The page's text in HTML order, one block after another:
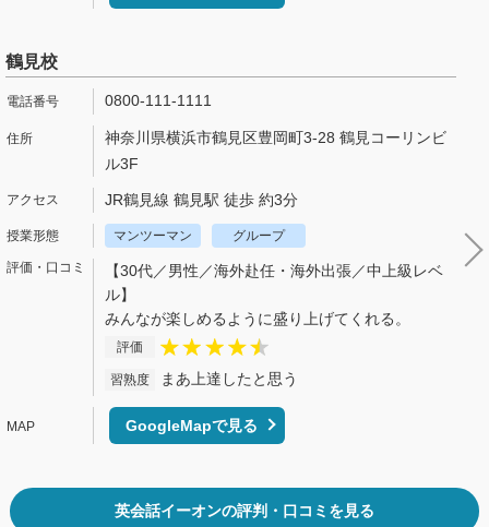
鶴見校
0800-111-1111
神奈川県横浜市鶴見区豊岡町3-28 鶴見コーリンビ
ル3F
JR鶴見線 鶴見駅 徒歩 約3分
マンツーマン グループ
【30代／男性／海外赴任・海外出張／中上級レベ
ル】
みんなが楽しめるように盛り上げてくれる。
評価
習熟度 まあ上達したと思う
GoogleMapで見る
英会話イーオンの評判・口コミを見る